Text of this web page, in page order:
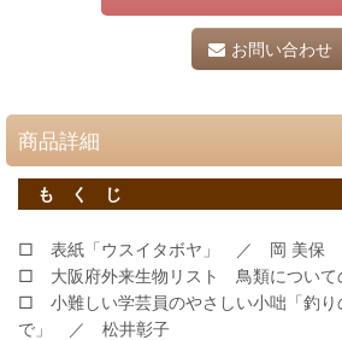
お問い合わせ
商品詳細
も く じ
□ 表紙「ウスイタボヤ」 ／ 岡 美保
□ 大阪府外来生物リスト 鳥類につい
□ 小難しい学芸員のやさしい小咄「釣り
で」 ／ 松井彰子